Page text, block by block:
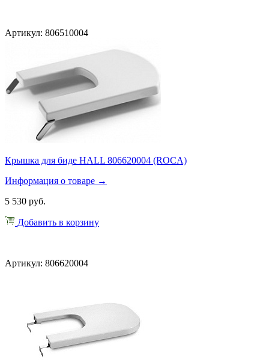
Артикул: 806510004
Крышка для биде HALL 806620004 (ROCA)
Информация о товаре →
5 530 руб.
Добавить в корзину
Артикул: 806620004